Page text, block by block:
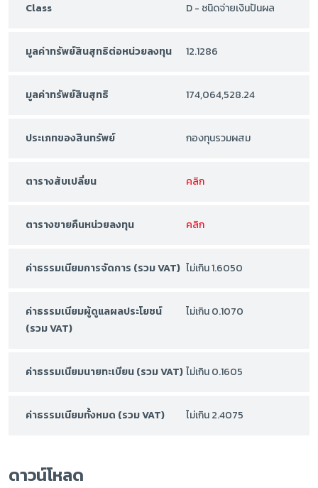
Class D - ชนิดจ่ายเงินปันผล
มูลค่าทรัพย์สินสุทธิต่อหน่วยลงทุน 12.1286
มูลค่าทรัพย์สินสุทธิ 174,064,528.24
ประเภทของสินทรัพย์ กองทุนรวมผสม
ตารางสับเปลี่ยน คลิก
ตารางขายคืนหน่วยลงทุน คลิก
ค่าธรรมเนียมการจัดการ (รวม VAT) ไม่เกิน 1.6050
ค่าธรรมเนียมผู้ดูแลผลประโยชน์
(รวม VAT)
ไม่เกิน 0.1070
ค่าธรรมเนียมนายทะเบียน (รวม VAT)ไม่เกิน 0.1605
ค่าธรรมเนียมทั้งหมด (รวม VAT) ไม่เกิน 2.4075
ดาวน์โหลด